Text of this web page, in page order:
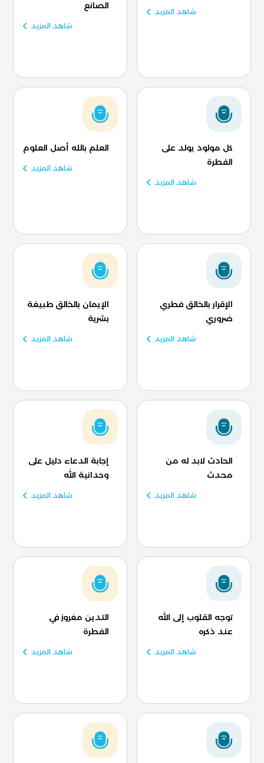
شاهد المزيد
الصانع
شاهد المزيد
كل مولود يولد على
الفطرة
شاهد المزيد
العلم بالله أصل العلوم
شاهد المزيد
الإقرار بالخالق فطري
ضروري
شاهد المزيد
الإيمان بالخالق طبيغة
بشرية
شاهد المزيد
الحادث لابد له من
محدث
شاهد المزيد
إجابة الدعاء دليل على
وحدانية الله
شاهد المزيد
توجه القلوب إلى الله
عند ذكره
شاهد المزيد
التدين مغروز في
الفطرة
شاهد المزيد